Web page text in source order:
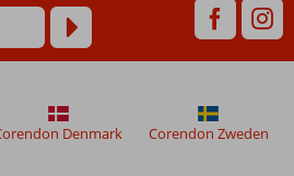
Denmark Corendon Zweden